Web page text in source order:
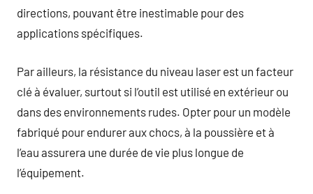
directions, pouvant être inestimable pour des
applications spécifiques.
Par ailleurs, la résistance du niveau laser est un facteur
clé à évaluer, surtout si l’outil est utilisé en extérieur ou
dans des environnements rudes. Opter pour un modèle
fabriqué pour endurer aux chocs, à la poussière et à
l’eau assurera une durée de vie plus longue de
l’équipement.